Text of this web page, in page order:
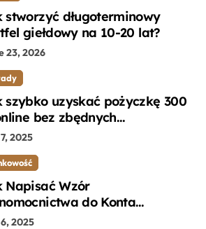
stworzyć długoterminowy
giełdowy na 10-20 lat?
23, 2026
szybko uzyskać pożyczkę 300
bez zbędnych
2025
Napisać Wzór
do Konta
– Praktyczny
2025